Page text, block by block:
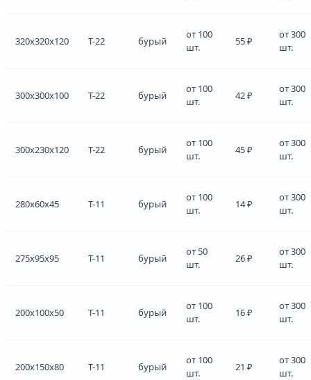
320x320x120 Т-22 бурый
от 100
шт.
55 ₽
от 300
шт.
300x300x100 Т-22 бурый
от 100
шт.
42 ₽
от 300
шт.
300x230x120 Т-22 бурый
от 100
шт.
45 ₽
от 300
шт.
280x60x45 Т-11 бурый
от 100
шт.
14 ₽
от 300
шт.
275x95x95 Т-11 бурый
от 50
шт.
26 ₽
от 300
шт.
200x100x50 Т-11 бурый
от 100
шт.
16 ₽
от 300
шт.
200x150x80 Т-11 бурый
от 100
шт.
21 ₽
от 300
шт.